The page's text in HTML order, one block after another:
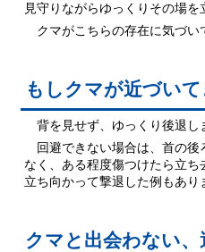
見守りながらゆっくりその場を
クマがこちらの存在に気づい
もしクマが近づい
背を見せず、ゆっくり後退し
回避できない場合は、首の後
なく、ある程度傷つけたら立
立ち向かって撃退した例もあり
クマと出会わない